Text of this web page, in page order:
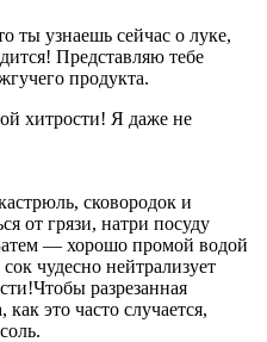
ты узнаешь сейчас о луке,
Представляю тебе
продукта.
сковородок и
от грязи, натри посуду
— хорошо промой водой
чудесно нейтрализует
разрезанная
это часто случается,